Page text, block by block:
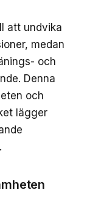
att undvika
medan
och
Denna
och
lägger